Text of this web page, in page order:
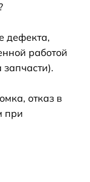
дефекта,
работой
отказ в
при